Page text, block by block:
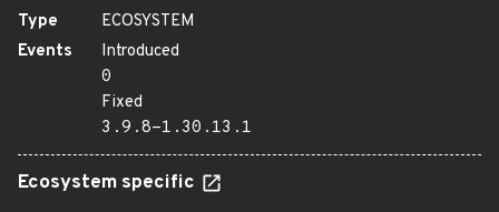
Type
ECOSYSTEM
Events
Introduced
0
Fixed
3.9.8-1.30.13.1
Ecosystem specific